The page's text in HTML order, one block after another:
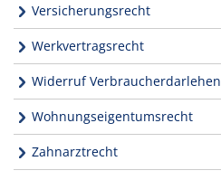
Versicherungsrecht
Werkvertragsrecht
Widerruf Verbraucherdarlehen
Wohnungseigentumsrecht
Zahnarztrecht